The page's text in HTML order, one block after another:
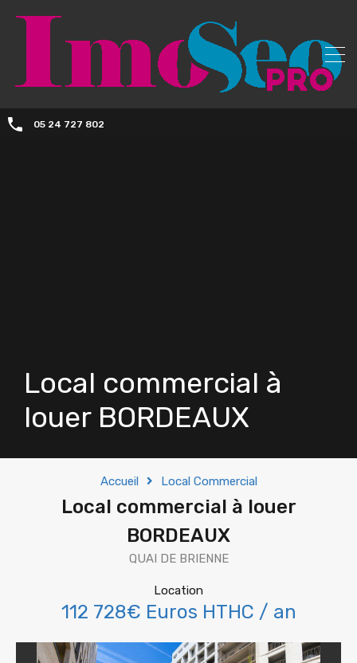
05 24 727 802
Local commercial à
louer BORDEAUX
Accueil Local Commercial
Local commercial à louer
BORDEAUX
QUAI DE BRIENNE
Location
112 728€ Euros HTHC / an